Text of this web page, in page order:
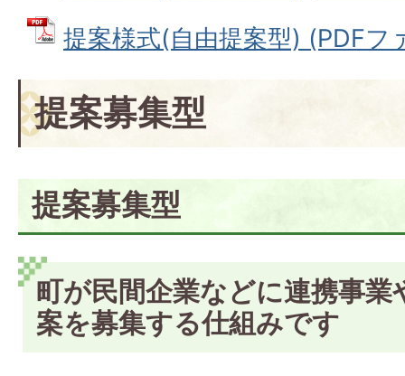
提案様式(自由提案型) (PDFフ
提案募集型
提案募集型
町が民間企業などに連携事
案を募集する仕組みです